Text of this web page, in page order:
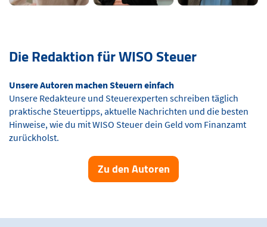
Die Redaktion für WISO Steuer
Unsere Autoren machen Steuern einfach
Unsere Redakteure und Steuerexperten schreiben täglich
praktische Steuertipps, aktuelle Nachrichten und die besten
Hinweise, wie du mit WISO Steuer dein Geld vom Finanzamt
zurückholst.
Zu den Autoren